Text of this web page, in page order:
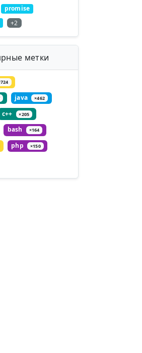
promise
+2
метки
java ×462
c++ ×205
bash ×164
php ×150